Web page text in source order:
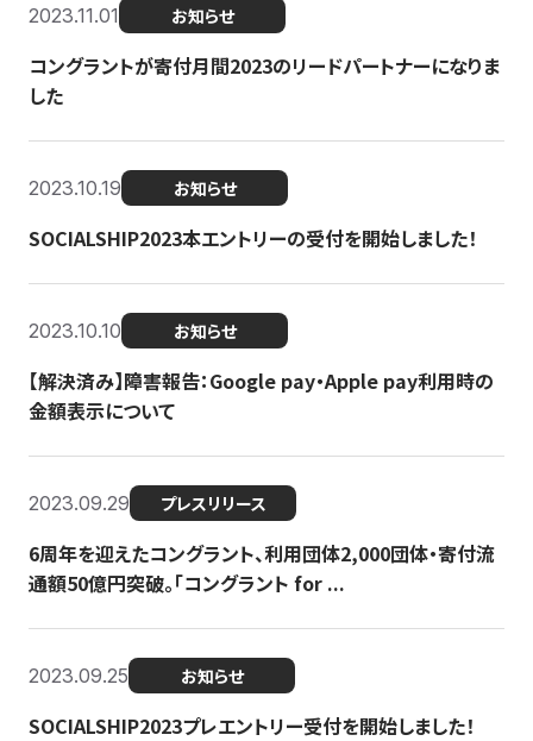
2023.11.01 お知らせ
コングラントが寄付月間2023のリードパートナーになりま
した
2023.10.19 お知らせ
SOCIALSHIP2023本エントリーの受付を開始しました！
2023.10.10 お知らせ
【解決済み】障害報告：Google pay・Apple pay利用時の
金額表示について
2023.09.29 プレスリリース
6周年を迎えたコングラント、利用団体2,000団体・寄付流
通額50億円突破。「コングラント for ...
2023.09.25 お知らせ
SOCIALSHIP2023プレエントリー受付を開始しました！